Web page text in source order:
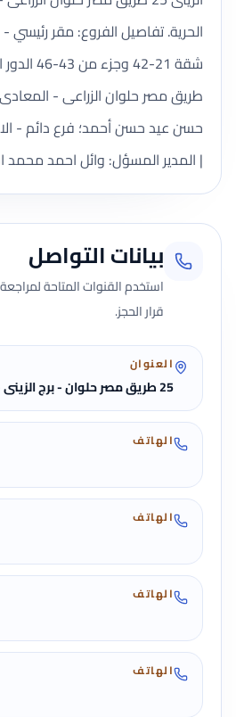
الحرية. تفاصيل الفروع: مقر رئيسي
طريق مصر حلوان الزراعى -
حسن عيد حسن أحمد؛ فرع دائم -
| المدير المسؤل: وائل احمد محمد
بيانات التواصل
استخدم القنوات المتاحة
قرار الحجز.
العنوان
25 طريق مصر حلوان - برج الزينى - المعادى
الهاتف
الهاتف
الهاتف
الهاتف